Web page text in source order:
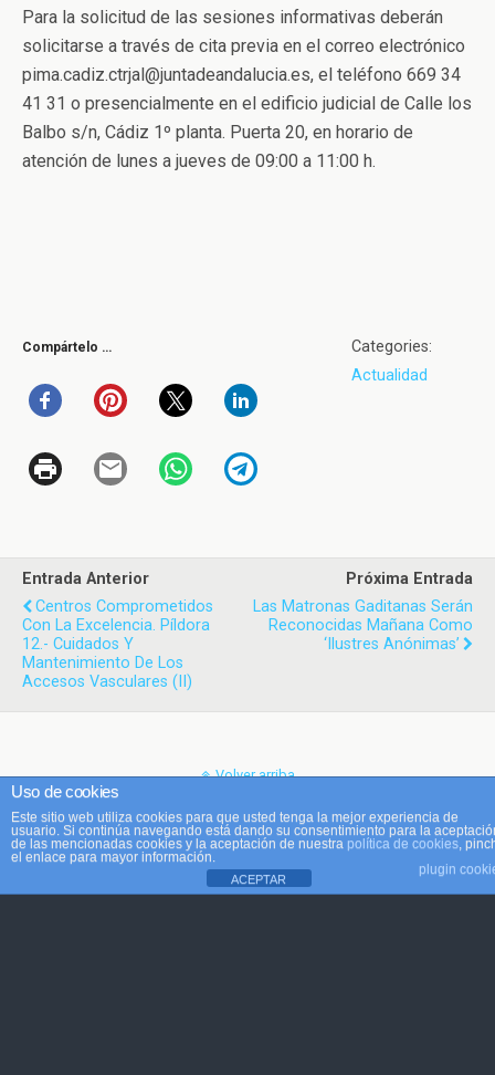
Para la solicitud de las sesiones informativas deberán
solicitarse a través de cita previa en el correo electrónico
pima.cadiz.ctrjal@juntadeandalucia.es, el teléfono 669 34
41 31 o presencialmente en el edificio judicial de Calle los
Balbo s/n, Cádiz 1º planta. Puerta 20, en horario de
atención de lunes a jueves de 09:00 a 11:00 h.
Compártelo …
Categories:
Actualidad
Entrada Anterior
Centros Comprometidos
Con La Excelencia. Píldora
12.- Cuidados Y
Mantenimiento De Los
Accesos Vasculares (II)
Próxima Entrada
Las Matronas Gaditanas Serán
Reconocidas Mañana Como
‘Ilustres Anónimas’
Volver arriba
Móvil Escritorio
Uso de cookies
Este sitio web utiliza cookies para que usted tenga la mejor experiencia de
usuario. Si continúa navegando está dando su consentimiento para la
de las mencionadas cookies y la aceptación de nuestra política de cookies ,
el enlace para mayor información.
plugin
ACEPTAR